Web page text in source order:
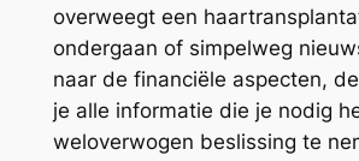
overweegt een
ondergaan of simpelweg
naar de financiële aspecten,
je alle informatie die je nodig
weloverwogen beslissing te